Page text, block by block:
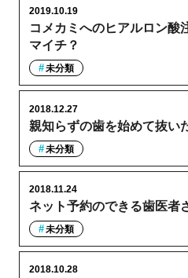
コメカミへのヒアルロン酸
マイチ？
2019.10.19
未分類
親知らずの歯を始めて抜い
2018.12.27
未分類
ネット予約のできる歯医者
2018.11.24
未分類
2018.10.28